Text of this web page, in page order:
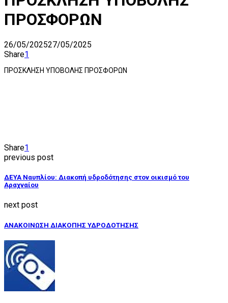
ΠΡΟΣΦΟΡΩΝ
26/05/202527/05/2025
Share1
ΠΡΟΣΚΛΗΣΗ ΥΠΟΒΟΛΗΣ ΠΡΟΣΦΟΡΩΝ
Share1
previous post
ΔΕΥΑ Ναυπλίου: Διακοπή υδροδότησης στον οικισμό του
Αραχναίου
next post
ΑΝΑΚΟΙΝΩΣΗ ΔΙΑΚΟΠΗΣ ΥΔΡΟΔΟΤΗΣΗΣ